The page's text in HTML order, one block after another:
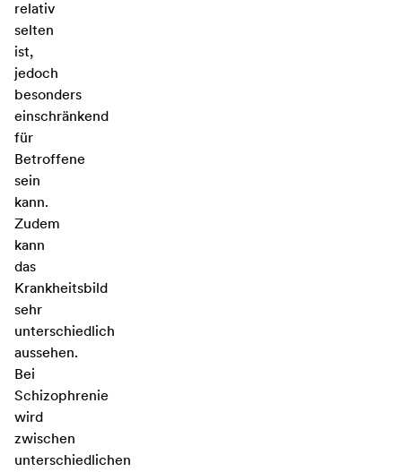
relativ
selten
ist,
jedoch
besonders
einschränkend
für
Betroffene
sein
kann.
Zudem
kann
das
Krankheitsbild
sehr
unterschiedlich
aussehen.
Bei
Schizophrenie
wird
zwischen
unterschiedlichen